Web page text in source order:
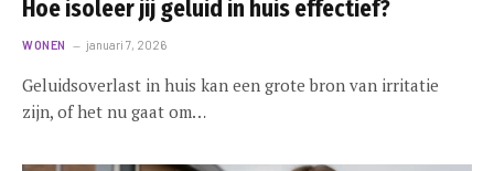
Hoe isoleer jij geluid in huis effectief?
WONEN januari 7, 2026
Geluidsoverlast in huis kan een grote bron van irritatie
zijn, of het nu gaat om…